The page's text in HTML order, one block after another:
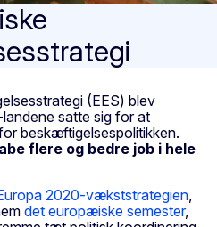
(EES) blev
satte sig for at
beskæftigelsespolitikken.
flere og bedre job i hele
2020-vækststrategien
det europæiske semester,